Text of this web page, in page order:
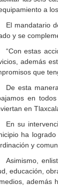
a
El mandatario
y se
“Con estas
además
que
De esta
en
en
En su
ha
y
Asimismo,
educación,
además